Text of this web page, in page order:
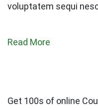
voluptatem sequi
Read More
Get 100s of online